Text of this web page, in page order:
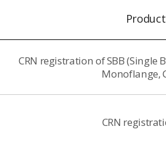
CRN registration of SBB (Single
Monoflange,
CRN